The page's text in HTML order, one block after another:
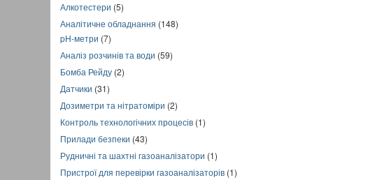
Алкотестери (5)
Аналітичне обладнання (148)
pH-метри (7)
Аналіз розчинів та води (59)
Бомба Рейду (2)
Датчики (31)
Дозиметри та нітратоміри (2)
Контроль технологічних процесів (1)
Прилади безпеки (43)
Рудничні та шахтні газоаналізатори (1)
Пристрої для перевірки газоаналізаторів (1)